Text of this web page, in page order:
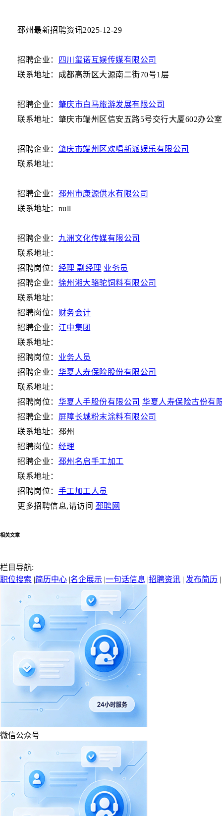
邳州最新招聘资讯2025-12-29
招聘企业：
四川玺诺互娱传媒有限公司
联系地址：成都高新区大源南二街70号1层
招聘企业： 肇庆市白马旅游发展有限公司
联系地址：肇庆市端州区信安五路5号交行大厦602办公
招聘企业： 肇庆市端州区欢唱新派娱乐有限公司
联系地址：
招聘企业： 邳州市康源供水有限公司
联系地址：null
招聘企业： 九洲文化传媒有限公司
联系地址：
招聘岗位： 经理 副经理 业务员
招聘企业： 徐州湘大骆驼饲料有限公司
联系地址：
招聘岗位： 财务会计
招聘企业： 江中集团
联系地址：
招聘岗位： 业务人员
招聘企业： 华夏人寿保险股份有限公司
联系地址：
招聘岗位： 华夏人手股份有限公司 华夏人寿保险古份有
招聘企业： 屏障长城粉末涂料有限公司
联系地址：邳州
招聘岗位： 经理
招聘企业： 邳州名启手工加工
联系地址：
招聘岗位： 手工加工人员
更多招聘信息,请访问 邳聘网
相关文章
栏目导航:
职位搜索 |简历中心 |名企展示 |一句话信息 |招聘资讯 | 发布简历 |
微信公众号